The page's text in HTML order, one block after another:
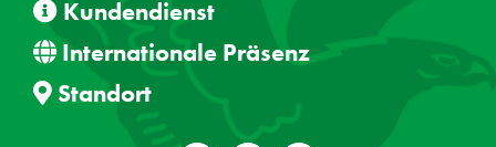
Kundendienst
Internationale Präsenz
Standort